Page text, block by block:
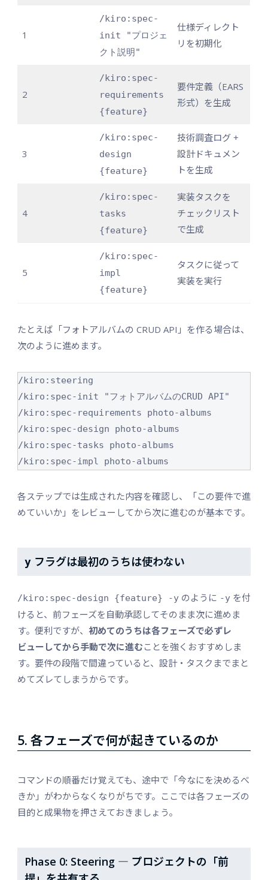
1
/kiro:spec-
init "プロジェ
クト説明"
仕様ディレクト
リを初期化
2
/kiro:spec-
requirements
{feature}
要件定義（EARS
形式）を生成
3
/kiro:spec-
design
{feature}
技術調査ログ +
設計ドキュメン
トを生成
4
/kiro:spec-
tasks
{feature}
実装タスクを
チェックリスト
で生成
5
/kiro:spec-
impl
{feature}
タスクに従って
実装を実行
たとえば「フォトアルバムの CRUD API」を作る場合は、
次のように進めます。
/kiro:steering
/kiro:spec-init "フォトアルバムのCRUD API"
/kiro:spec-requirements photo-albums
/kiro:spec-design photo-albums
/kiro:spec-tasks photo-albums
各ステップでは生成された内容を確認し、「この要件で進
めていいか」をレビューしてから次に進むのが基本です。
yフラグは最初のうちは使わない
/kiro:spec-design {feature} -yのように -yを付
けると、前フェーズを自動承認してそのまま次に進めま
す。便利ですが、 初めてのうちは各フェーズで必ずレ
ビューしてから手動で次に進む ことを強くおすすめしま
す。要件の段階で間違っていると、設計・タスクまでまと
めてズレてしまうからです。
5. 各フェーズで何が起きているのか
コマンドの順番だけ覚えても、途中で「今なにを決めるべ
きか」がわからなくなりがちです。ここでは各フェーズの
目的と成果物を押さえておきましょう。
Phase 0: Steering ― プロジェクトの「前